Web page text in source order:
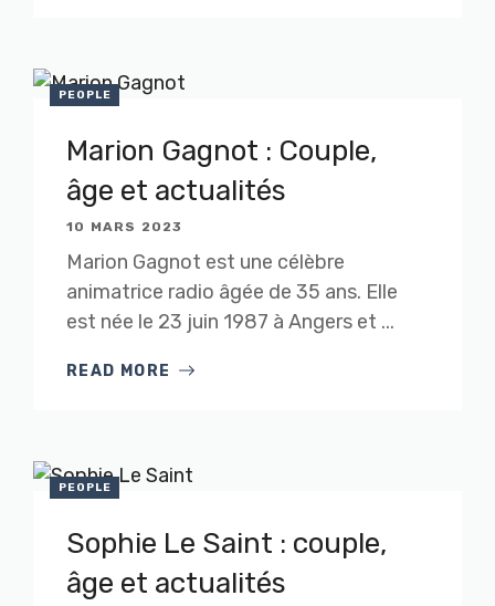
PEOPLE
Marion Gagnot : Couple,
âge et actualités
10 MARS 2023
Marion Gagnot est une célèbre
animatrice radio âgée de 35 ans. Elle
est née le 23 juin 1987 à Angers et ...
READ MORE
PEOPLE
Sophie Le Saint : couple,
âge et actualités